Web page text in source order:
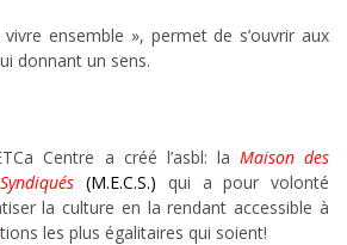
ensemble », permet de s’ouvrir aux
donnant un sens.
Centre a créé l’asbl: la Maison des
(M.E.C.S.) qui a pour volonté
la culture en la rendant accessible à
les plus égalitaires qui soient!